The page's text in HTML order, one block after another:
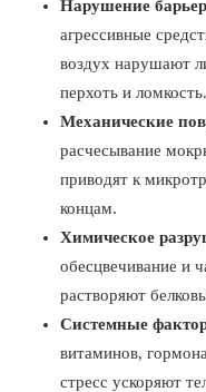
Нарушение
агрессивные
воздух нарушают
перхоть и ломкость.
Механические
расчесывание
приводят к
концам.
Химическое
обесцвечивание и
растворяют
Системные
витаминов,
стресс ускоряют